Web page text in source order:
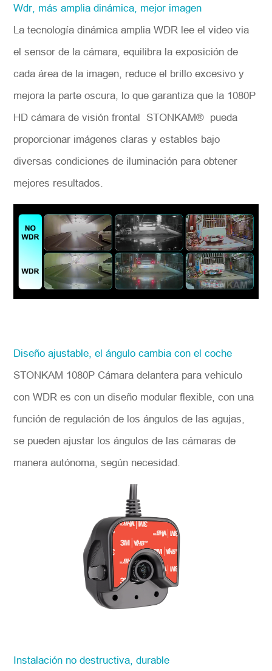
Wdr, más amplia dinámica, mejor imagen
La tecnología dinámica amplia WDR lee el video via
el sensor de la cámara, equilibra la exposición de
cada área de la imagen, reduce el brillo excesivo y
mejora la parte oscura, lo que garantiza que la 1080P
HD cámara de visión frontal STONKAM® pueda
proporcionar imágenes claras y estables bajo
diversas condiciones de iluminación para obtener
mejores resultados.
Diseño ajustable, el ángulo cambia con el coche
STONKAM 1080P Cámara delantera para vehiculo
con WDR es con un diseño modular flexible, con una
función de regulación de los ángulos de las agujas,
se pueden ajustar los ángulos de las cámaras de
manera autónoma, según necesidad.
Instalación no destructiva, durable